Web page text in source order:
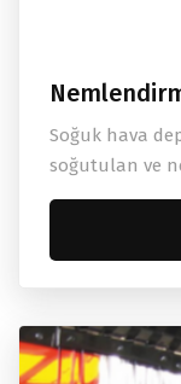
Soğuk hava
soğutulan ve